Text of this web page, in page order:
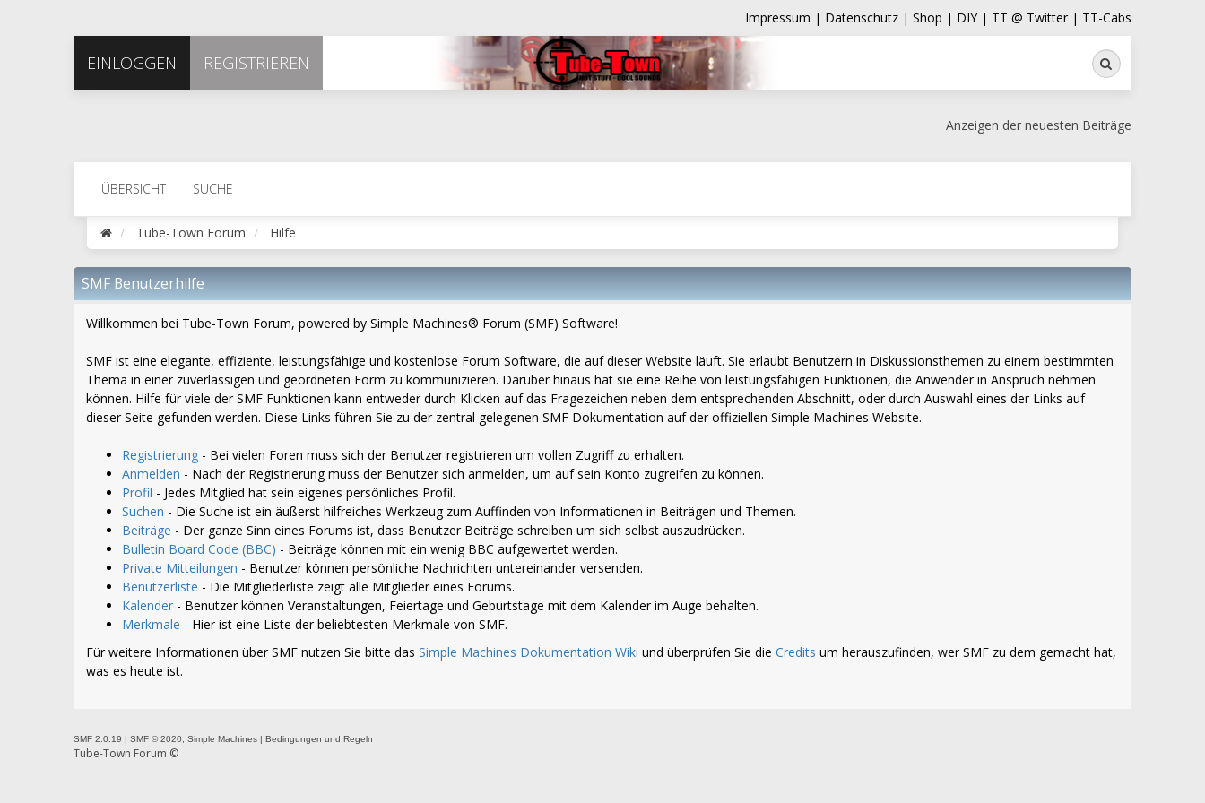
Impressum | Datenschutz | Shop | DIY | TT @ Twitter | TT-Cabs
EINLOGGEN REGISTRIEREN Suche
Anzeigen der neuesten Beiträge
ÜBERSICHT SUCHE
Tube-Town Forum Hilfe
SMF Benutzerhilfe
Willkommen bei Tube-Town Forum, powered by Simple Machines® Forum (SMF) Software!
SMF ist eine elegante, effiziente, leistungsfähige und kostenlose Forum Software, die auf dieser Website läuft. Sie erlaubt Benutzern in Diskussionsthemen zu einem bestimmten
Thema in einer zuverlässigen und geordneten Form zu kommunizieren. Darüber hinaus hat sie eine Reihe von leistungsfähigen Funktionen, die Anwender in Anspruch nehmen
können. Hilfe für viele der SMF Funktionen kann entweder durch Klicken auf das Fragezeichen neben dem entsprechenden Abschnitt, oder durch Auswahl eines der Links auf
dieser Seite gefunden werden. Diese Links führen Sie zu der zentral gelegenen SMF Dokumentation auf der offiziellen Simple Machines Website.
Registrierung - Bei vielen Foren muss sich der Benutzer registrieren um vollen Zugriff zu erhalten.
Anmelden - Nach der Registrierung muss der Benutzer sich anmelden, um auf sein Konto zugreifen zu können.
Profil - Jedes Mitglied hat sein eigenes persönliches Profil.
Suchen - Die Suche ist ein äußerst hilfreiches Werkzeug zum Auffinden von Informationen in Beiträgen und Themen.
Beiträge - Der ganze Sinn eines Forums ist, dass Benutzer Beiträge schreiben um sich selbst auszudrücken.
Bulletin Board Code (BBC) - Beiträge können mit ein wenig BBC aufgewertet werden.
Private Mitteilungen - Benutzer können persönliche Nachrichten untereinander versenden.
Benutzerliste - Die Mitgliederliste zeigt alle Mitglieder eines Forums.
Kalender - Benutzer können Veranstaltungen, Feiertage und Geburtstage mit dem Kalender im Auge behalten.
Merkmale - Hier ist eine Liste der beliebtesten Merkmale von SMF.
Für weitere Informationen über SMF nutzen Sie bitte dasSimple Machines Dokumentation Wiki und überprüfen Sie dieCredits um herauszufinden, wer SMF zu dem gemacht hat,
was es heute ist.
SMF 2.0.19 |SMF © 2020 ,Simple Machines |Bedingungen und Regeln
Tube-Town Forum ©